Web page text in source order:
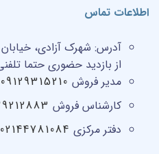
اطلاعات تماس
آدرس: شهرک آزادی،
از بازدید حضوری حتما
مدیر فروش 09129315210
کارشناس فروش
دفتر مرکزی 02144781084